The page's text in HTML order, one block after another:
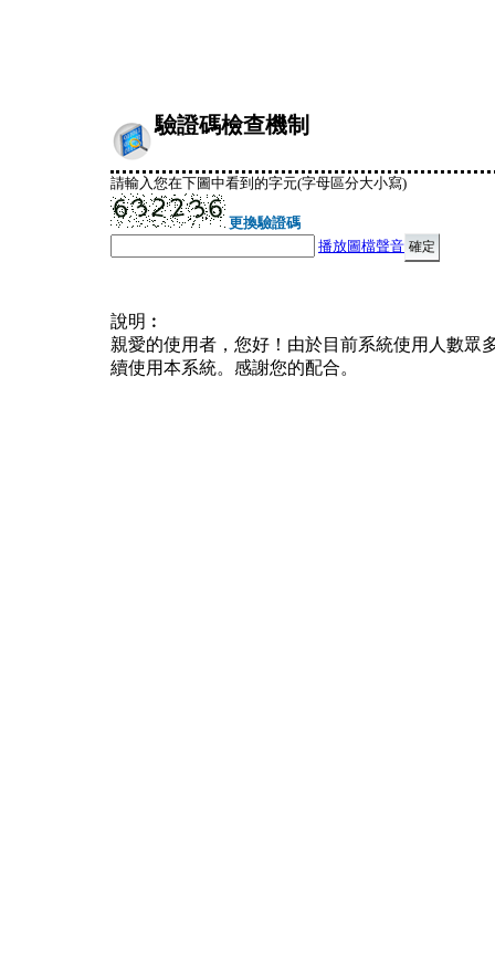
驗證碼檢查機制
請輸入您在下圖中看到的字元(字母區分大小寫)
更換驗證碼
播放圖檔聲音
說明︰
親愛的使用者，您好！由於目前系統使用人數眾
續使用本系統。感謝您的配合。